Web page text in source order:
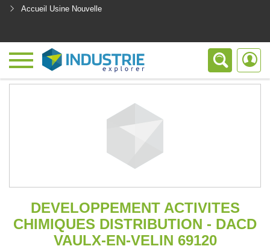
Accueil Usine Nouvelle
DEVELOPPEMENT ACTIVITES
CHIMIQUES DISTRIBUTION - DACD
VAULX-EN-VELIN 69120